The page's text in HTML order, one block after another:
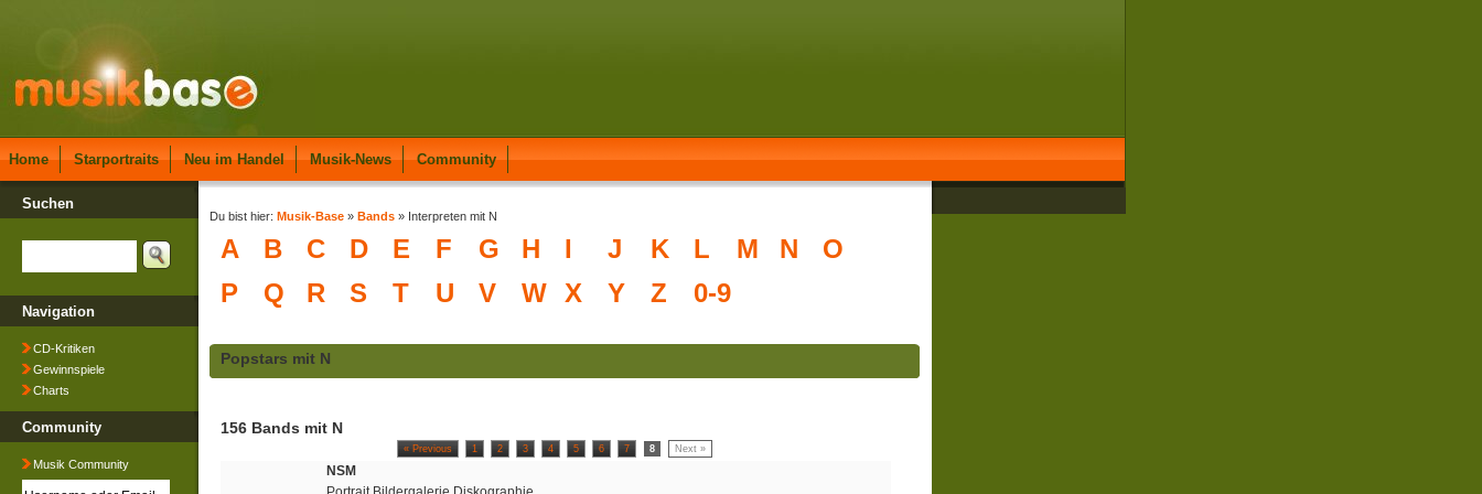
Home Starportraits Neu im Handel Musik-News Community
Suchen
Navigation
CD-Kritiken
Gewinnspiele
Charts
Community
Musik Community
Du bist hier: Musik-Base » Bands » Interpreten mit N
A B C D E F G H I J K L M N
O
P
Q R S T U V W X Y Z 0-9
Popstars mit N
156 Bands mit N
« Previous 1 2 3 4 5 6 7 8 Next »
NSM